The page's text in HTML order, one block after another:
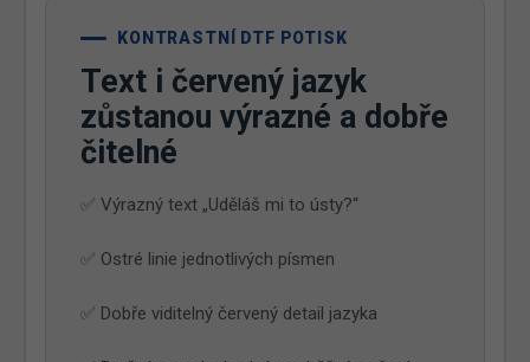
KONTRASTNÍ DTF POTISK
Text i červený jazyk
zůstanou výrazné a dobře
čitelné
✅ Výrazný text „Uděláš mi to ústy?“
✅ Ostré linie jednotlivých písmen
✅ Dobře viditelný červený detail jazyka